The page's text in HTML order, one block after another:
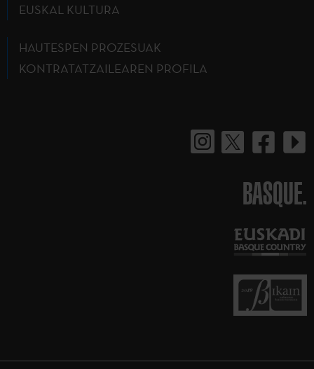
EUSKAL KULTURA
HAUTESPEN PROZESUAK
KONTRATATZAILEAREN PROFILA
BASQUE.